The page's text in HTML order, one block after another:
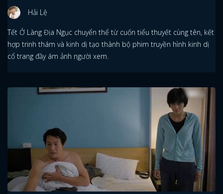
Hải Lệ
Tết Ở Làng Địa Ngục chuyển thể từ cuốn tiểu thuyết cùng tên, kết
hợp trinh thám và kinh dị tạo thành bộ phim truyền hình kinh dị
cổ trang đầy ám ảnh người xem.